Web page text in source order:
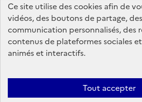
Ce site utilise des cookies afin de
vidéos, des boutons de partage,
communication personnalisés, des
contenus de plateformes sociales
animés et interactifs.
Tout accepter
legifrance.gouv.fr
info.gouv.fr
service-public.gouv.fr
data.gouv.fr
Accessibilité : partiellement conforme
Mentions légales